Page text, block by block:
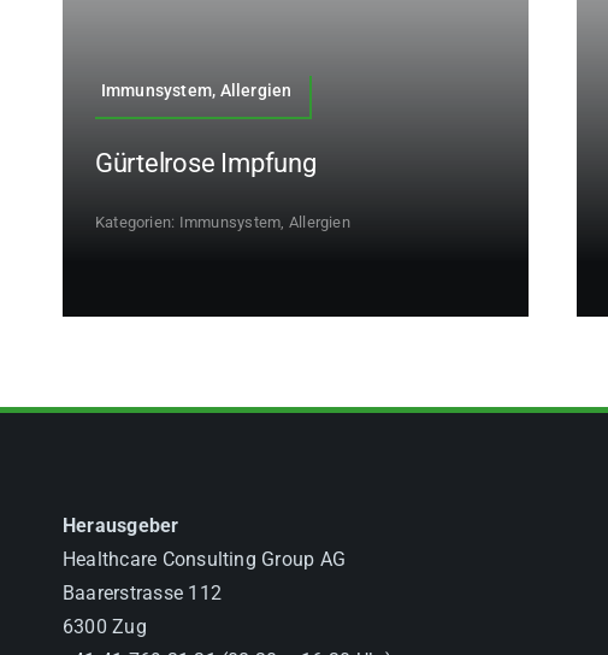
Immunsystem, Allergien
Gürtelrose Impfung
Kategorien: Immunsystem, Allergien
Herausgeber
Healthcare Consulting Group AG
Baarerstrasse 112
6300 Zug